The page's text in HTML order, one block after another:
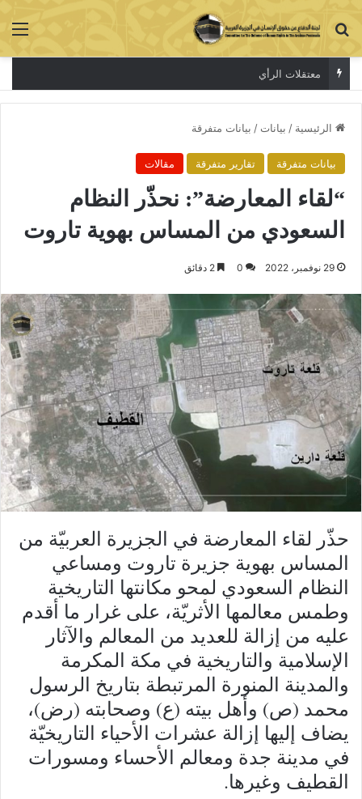
بحث عن
معتقلات الرأي
الرئيسية / بيانات / بيانات متفرقة
بيانات متفرقة تقارير متفرقة مقالات
“لقاء المعارضة”: نحذّر النظام
السعودي من المساس بهوية تاروت
29 نوفمبر، 2022 0
حذّر لقاء المعارضة في الجزيرة العربيّة من
المساس بهوية جزيرة تاروت ومساعي
النظام السعودي لمحو مكانتها التاريخية
وطمس معالمها الأثريّة، على غرار ما أقدم
عليه من إزالة للعديد من المعالم والآثار
الإسلامية والتاريخية في مكة المكرمة
والمدينة المنورة المرتبطة بتاريخ الرسول
محمد (ص) وأهل بيته (ع) وصحابته (رض)،
يضاف إليها إزالة عشرات الأحياء التاريخيّة
في مدينة جدة ومعالم الأحساء ومسورات
القطيف وغيرها.